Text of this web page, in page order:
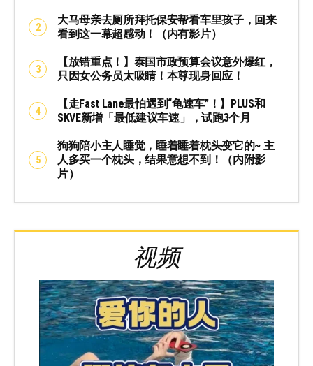
大马母亲去厕所拜托保安帮看车里孩子，回来
看到这一幕超感动！（内有影片）
【放错重点！】泰国市政预算会议意外爆红，
只因女公务员太吸睛！本尊现身回应！
【走Fast Lane最怕遇到“龟速车”！】PLUS和
SKVE新增「最低建议车速」，试跑3个月
狗狗陪小主人睡觉，睡着睡着枕头变它的~ 主
人多买一个枕头，结果意想不到！（内附影
片）
视频